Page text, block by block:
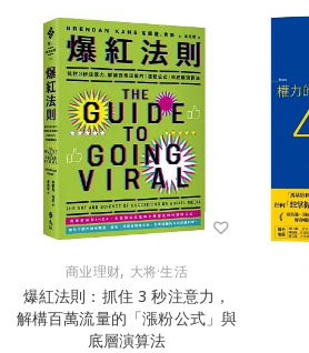
商业理财, 大将·生活
爆紅法則：抓住 3 秒注意力，
解構百萬流量的「漲粉公式」與
底層演算法